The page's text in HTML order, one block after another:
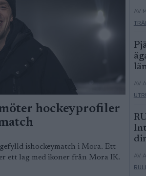
hockeyprofiler
ishockeymatch i Mora. Ett
ett lag med ikoner från Mora IK.
AV
AV
AV